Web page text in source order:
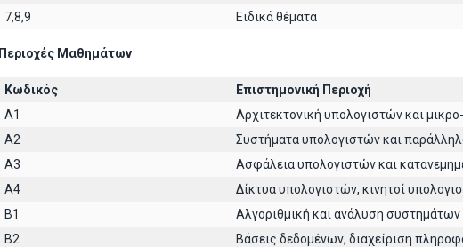
7,8,9
Ειδικά θέματα
Περιοχές Μαθημάτων
Κωδικός
Επιστημονική Περιοχή
A1
Αρχιτεκτoνική υπολογιστών και
A2
Συστήματα υπολογιστών και
A3
Ασφάλεια υπολογιστών και
A4
Δίκτυα υπολογιστών, κινητοί
B1
Αλγοριθμική και ανάλυση συστημάτων
B2
Βάσεις δεδομένων, διαχείριση